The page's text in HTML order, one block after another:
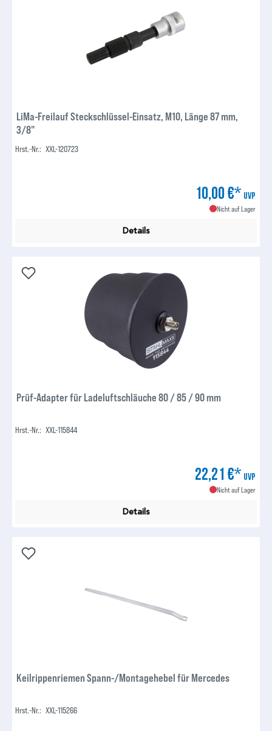
LiMa-Freilauf Steckschlüssel-Einsatz, M10, Länge 87 mm,
3/8"
Hrst.-Nr.: XXL-120723
10,00 €* UVP
Nicht auf Lager
Details
Prüf-Adapter für Ladeluftschläuche 80 / 85 / 90 mm
Hrst.-Nr.: XXL-115844
22,21 €* UVP
Nicht auf Lager
Details
Keilrippenriemen Spann-/Montagehebel für Mercedes
Hrst.-Nr.: XXL-115266